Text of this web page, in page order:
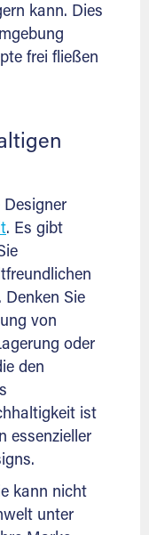
kann. Dies
frei fließen
Designer
. Es gibt
Denken Sie
von
oder
den
ist
essenzieller
kann nicht
unter